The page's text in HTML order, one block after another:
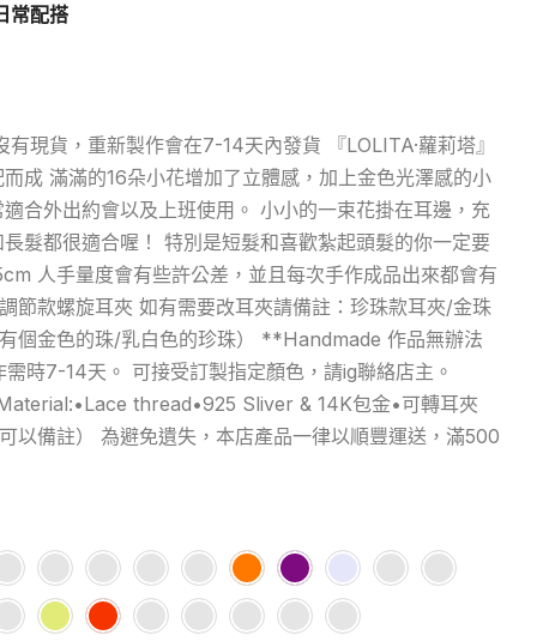
常配搭
現貨，重新製作會在7-14天內發貨 『LOLITA·蘿莉塔』
成 滿滿的16朵小花增加了立體感，加上金色光澤感的小
合外出約會以及上班使用。 小小的一束花掛在耳邊，充
髮都很適合喔！ 特別是短髮和喜歡紮起頭髮的你一定要
人手量度會有些許公差，並且每次手作成品出來都會有
款螺旋耳夾 如有需要改耳夾請備註：珍珠款耳夾/金珠
個金色的珠/乳白色的珍珠） **Handmade 作品無辦法
時7-14天。 可接受訂製指定顏色，請ig聯絡店主。
thread•925 Sliver & 14K包金•可轉耳夾
以備註） 為避免遺失，本店產品一律以順豐運送，滿500